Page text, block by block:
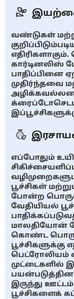
இயற்கை
வண்டுகள்
பாதிப்பினை
முதிர்ந்தவை
எப்போதும்
பூச்சிகள்
போன்ற
வேதியியல்
மாலதியோன்
கொண்ட
முட்டைகளில்
இருந்து
பூச்சிகளைக்